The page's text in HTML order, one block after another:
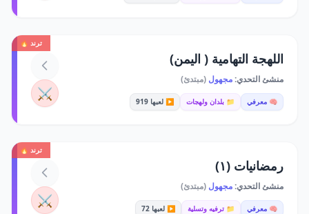
ترند 🔥
اللهجة التهامية ( اليمن)
منشئ التحدي:مجهول (مبتدئ)
🧠 معرفي 📁 بلدان ولهجات ▶️ لعبها 919 ⚔️
ترند 🔥
رمضانيات (١)
منشئ التحدي:مجهول (مبتدئ)
🧠 معرفي 📁 ترفيه وتسلية ▶️ لعبها 72 ⚔️